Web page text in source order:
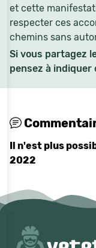
et cette
respecter ces
chemins sans
Si vous partagez
pensez à
Il n'est plus
2022